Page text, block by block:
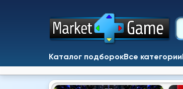
Каталог подборокВсе категории